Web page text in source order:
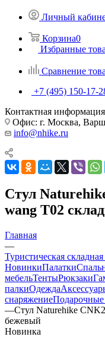
Личный
Корзина0
Избранные
Сравнение
+7 (495) 150-17-
Контактная информация
Офис: г. Москва,
info@nhike.ru
Стул
wang T02
Главная
—
Туристическая
НовинкиПалатки
мебельТентыРюкзаки
палкиОдежда
снаряжение
—Стул Naturehike
бежевый
Новинка